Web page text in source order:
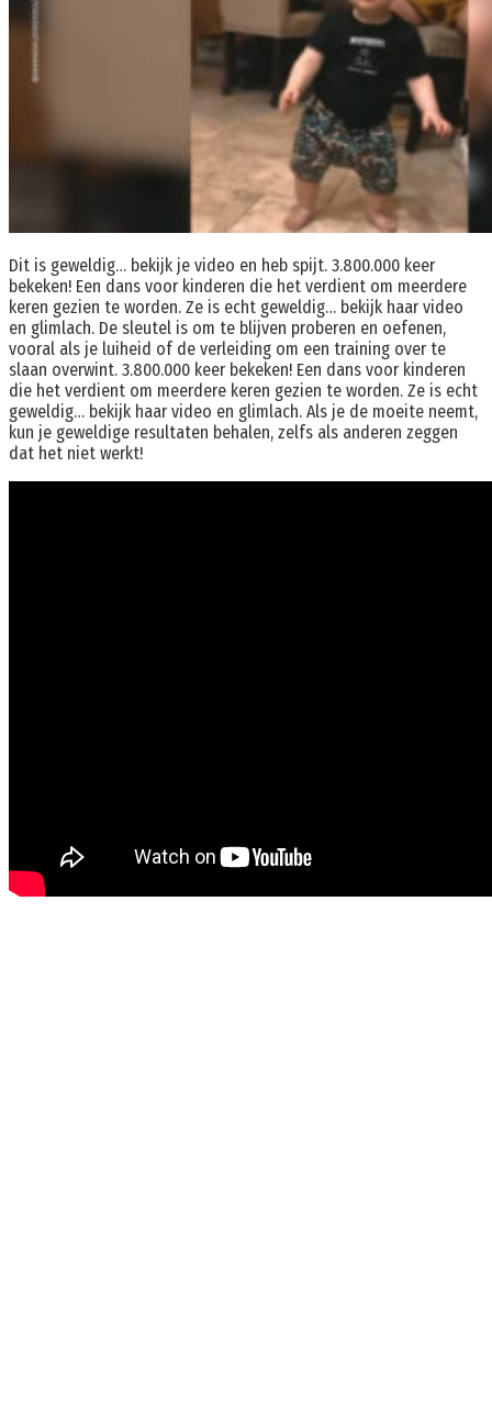
Dit is geweldig… bekijk je video en heb spijt. 3.800.000 keer
bekeken! Een dans voor kinderen die het verdient om meerdere
keren gezien te worden. Ze is echt geweldig… bekijk haar video
en glimlach. De sleutel is om te blijven proberen en oefenen,
vooral als je luiheid of de verleiding om een ​​training over te
slaan overwint. 3.800.000 keer bekeken! Een dans voor kinderen
die het verdient om meerdere keren gezien te worden. Ze is echt
geweldig… bekijk haar video en glimlach. Als je de moeite neemt,
kun je geweldige resultaten behalen, zelfs als anderen zeggen
dat het niet werkt!